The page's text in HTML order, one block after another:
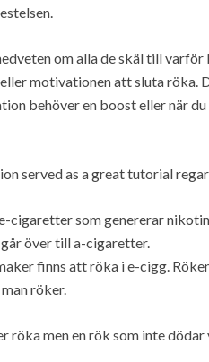
om alla de skäl till
motivationen att sluta röka.
behöver en boost eller när
served as a great tutorial
cigaretter som genererar
går över till a-cigaretter.
finns att röka i e-cigg.
röker.
röka men en rök som inte